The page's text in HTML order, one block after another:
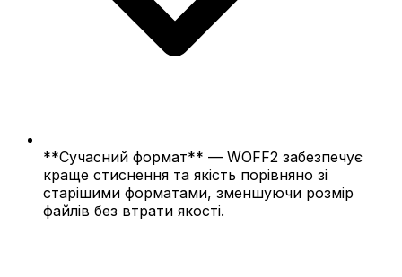
**Сучасний формат** — WOFF2 забезпечує
краще стиснення та якість порівняно зі
старішими форматами, зменшуючи розмір
файлів без втрати якості.